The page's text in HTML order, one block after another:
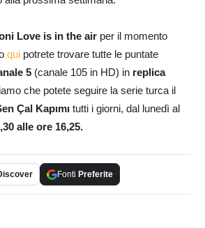
Love is in the air per il momento
qui potrete trovare tutte le puntate
5 (canale 105 in HD) in replica
che potete seguire la serie turca il
Çal Kapımı tutti i giorni, dal lunedì al
alle ore 16,25.
Fonti Preferite